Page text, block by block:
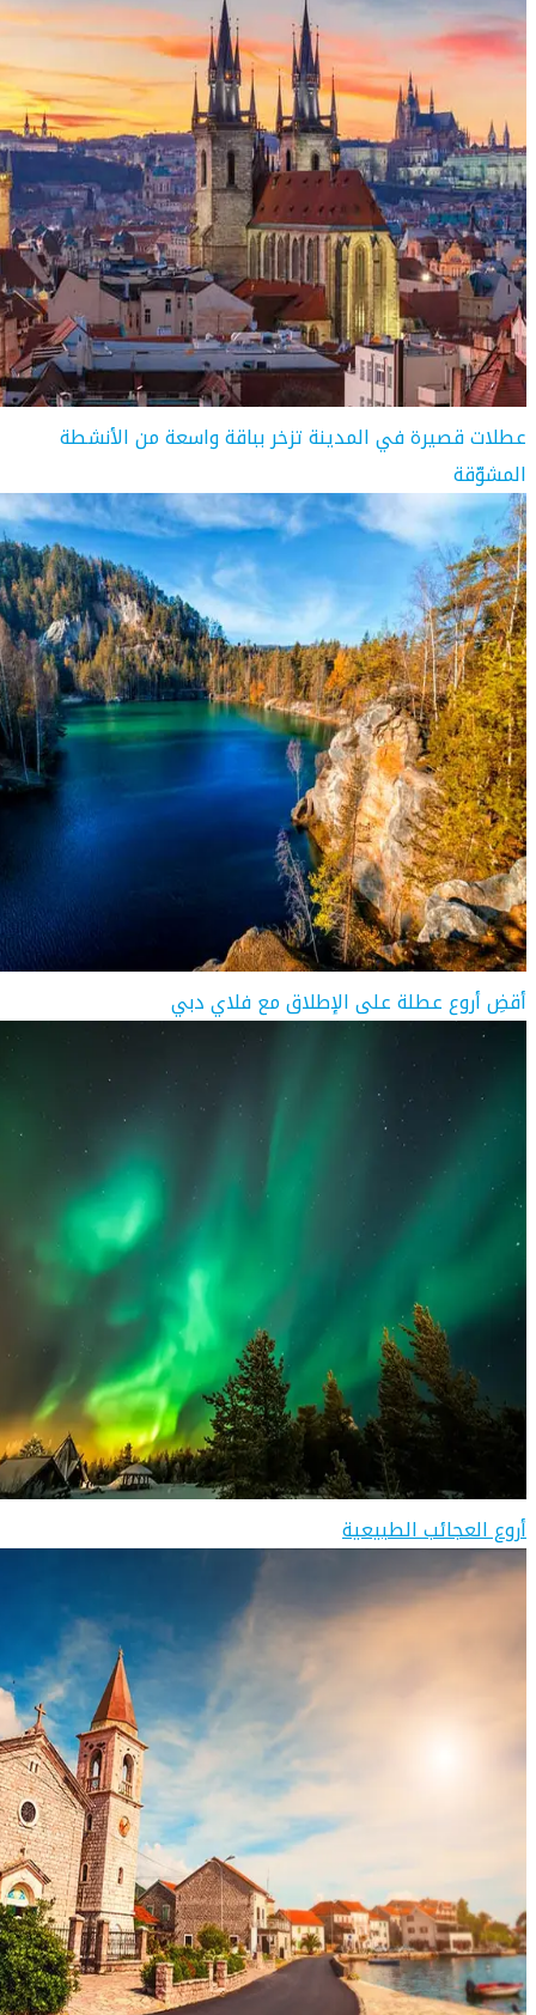
عطلات قصيرة في المدينة تزخر بباقة واسعة من الأنشطة
المشوّقة
أقضِ أروع عطلة على الإطلاق مع فلاي دبي
أروع العجائب الطبيعية